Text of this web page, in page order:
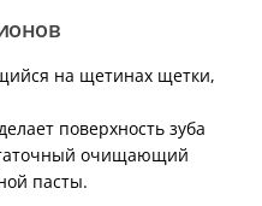
на щетинах щетки,
поверхность зуба
очищающий
пасты.